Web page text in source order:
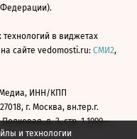
и технологии
Федерации).
в виджетах
сайте vedomosti.ru: СМИ2,
ИНН/КПП
г. Москва, вн.тер.г.
д. 3, стр. 1 1999—